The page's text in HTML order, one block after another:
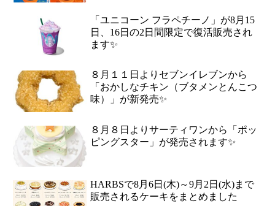
「ユニコーン フラペチーノ」が8月15
日、16日の2日間限定で復活販売され
ます✨
８月１１日よりセブンイレブンから
「おかしなチキン（ブタメンとんこつ
味）」が新発売✨
８月８日よりサーティワンから「ポッ
ピングスター」が発売されます✨
HARBSで8月6日(木)～9月2日(水)まで
販売されるケーキをまとめました